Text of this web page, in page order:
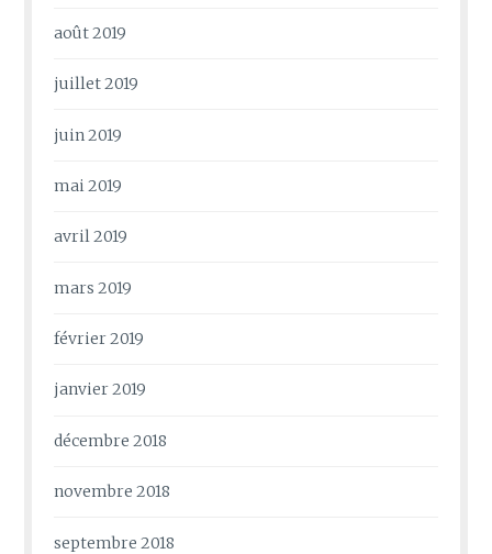
août 2019
juillet 2019
juin 2019
mai 2019
avril 2019
mars 2019
février 2019
janvier 2019
décembre 2018
novembre 2018
septembre 2018